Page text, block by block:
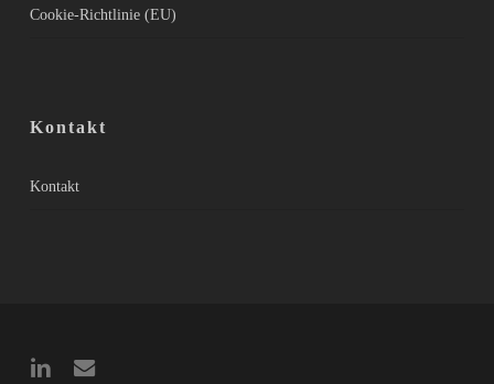
Cookie-Richtlinie (EU)
Kontakt
Kontakt
linkedin email